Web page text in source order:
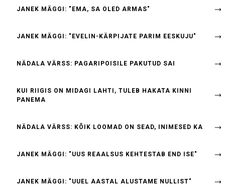
JANEK MÄGGI: "EMA, SA OLED ARMAS"
JANEK MÄGGI: "EVELIN-KÄRPIJATE PARIM EESKUJU"
NÄDALA VÄRSS: PAGARIPOISILE PAKUTUD SAI
KUI RIIGIS ON MIDAGI LAHTI, TULEB HAKATA KINNI
PANEMA
NÄDALA VÄRSS: KÕIK LOOMAD ON SEAD, INIMESED KA
JANEK MÄGGI: "UUS REAALSUS KEHTESTAB END ISE"
JANEK MÄGGI: "UUEL AASTAL ALUSTAME NULLIST"